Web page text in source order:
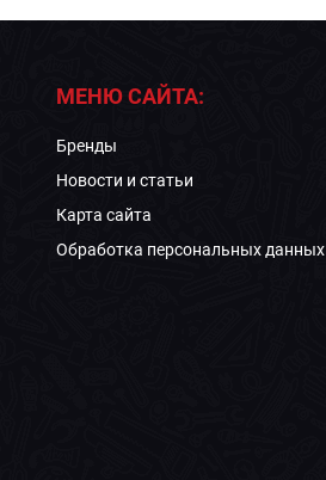
МЕНЮ САЙТА:
Бренды
Новости и статьи
Карта сайта
Обработка персональных данных